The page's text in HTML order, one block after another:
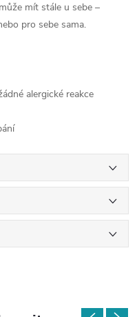
mít stále u sebe –
pro sebe sama.
alergické reakce